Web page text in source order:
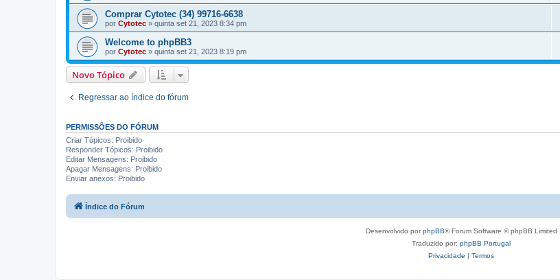
Comprar Cytotec (34) 99716-6638
por Cytotec » quinta set 21, 2023 8:34 pm
Welcome to phpBB3
por Cytotec » quinta set 21, 2023 8:19 pm
Novo Tópico
Regressar ao índice do fórum
PERMISSÕES DO FÓRUM
Criar Tópicos: Proibido
Responder Tópicos: Proibido
Editar Mensagens: Proibido
Apagar Mensagens: Proibido
Enviar anexos: Proibido
Índice do Fórum
Desenvolvido porphpBB® Forum Software © phpBB Limited
Traduzido por: phpBB Portugal
Privacidade | Termos